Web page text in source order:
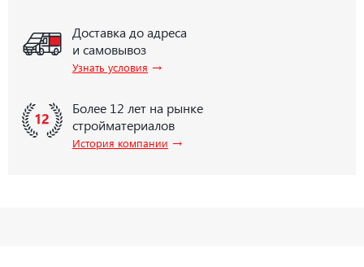
Доставка до адреса
и самовывоз
Узнать условия →
Более 12 лет на рынке
стройматериалов
История компании →